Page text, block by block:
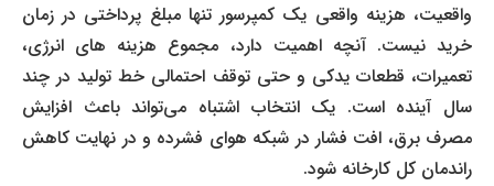
واقعیت، هزینه واقعی یک کمپرسور تنها مبلغ پرداختی در زمان
خرید نیست. آنچه اهمیت دارد، مجموع هزینه های انرژی،
تعمیرات، قطعات یدکی و حتی توقف احتمالی خط تولید در چند
سال آینده است. یک انتخاب اشتباه می‌تواند باعث افزایش
مصرف برق، افت فشار در شبکه هوای فشرده و در نهایت کاهش
راندمان کل کارخانه شود.